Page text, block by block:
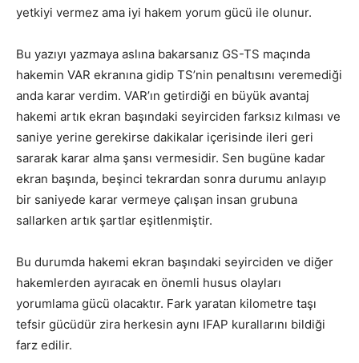
yetkiyi vermez ama iyi hakem yorum gücü ile olunur.
Bu yazıyı yazmaya aslına bakarsanız GS-TS maçında
hakemin VAR ekranına gidip TS’nin penaltısını veremediği
anda karar verdim. VAR’ın getirdiği en büyük avantaj
hakemi artık ekran başındaki seyirciden farksız kılması ve
saniye yerine gerekirse dakikalar içerisinde ileri geri
sararak karar alma şansı vermesidir. Sen bugüne kadar
ekran başında, beşinci tekrardan sonra durumu anlayıp
bir saniyede karar vermeye çalışan insan grubuna
sallarken artık şartlar eşitlenmiştir.
Bu durumda hakemi ekran başındaki seyirciden ve diğer
hakemlerden ayıracak en önemli husus olayları
yorumlama gücü olacaktır. Fark yaratan kilometre taşı
tefsir gücüdür zira herkesin aynı IFAP kurallarını bildiği
farz edilir.